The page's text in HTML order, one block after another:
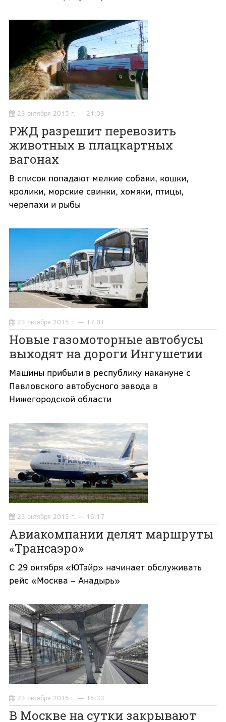
23 октября 2015 г. — 21:03
РЖД разрешит перевозить
животных в плацкартных
вагонах
В список попадают мелкие собаки, кошки,
кролики, морские свинки, хомяки, птицы,
черепахи и рыбы
23 октября 2015 г. — 17:01
Новые газомоторные автобусы
выходят на дороги Ингушетии
Машины прибыли в республику накануне с
Павловского автобусного завода в
Нижегородской области
23 октября 2015 г. — 16:17
Авиакомпании делят маршруты
«Трансаэро»
С 29 октября «ЮТэйр» начинает обслуживать
рейс «Москва – Анадырь»
23 октября 2015 г. — 15:33
В Москве на сутки закрывают